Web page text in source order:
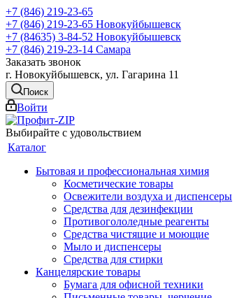
+7 (846) 219-23-65
+7 (846) 219-23-65 Новокуйбышевск
+7 (84635) 3-84-52 Новокуйбышевск
+7 (846) 219-23-14 Самара
Заказать звонок
г. Новокуйбышевск, ул. Гагарина 11
Поиск
Войти
Выбирайте с удовольствием
Каталог
Бытовая и профессиональная химия
Косметические товары
Освежители воздуха и диспенсеры
Средства для дезинфекции
Противогололедные реагенты
Средства чистящие и моющие
Мыло и диспенсеры
Средства для стирки
Канцелярские товары
Бумага для офисной техники